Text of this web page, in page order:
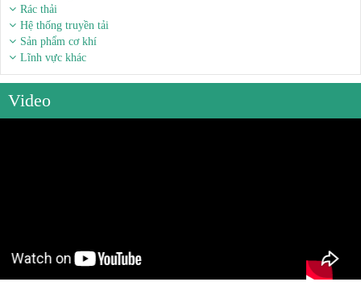
Rác thải
Hệ thống truyền tải
Sản phẩm cơ khí
Lĩnh vực khác
Video